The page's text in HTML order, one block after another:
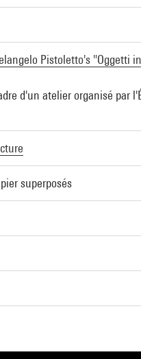
Pistoletto's "Oggetti
d'un atelier organisé par
superposés